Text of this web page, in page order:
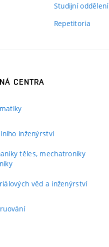
Studijní oddělení
Repetitoria
CENTRA
inženýrství
těles, mechatroniky
věd a inženýrství